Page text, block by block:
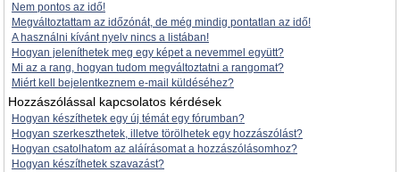
Nem pontos az idő!
Megváltoztattam az időzónát, de még mindig pontatlan az idő!
A használni kívánt nyelv nincs a listában!
Hogyan jeleníthetek meg egy képet a nevemmel együtt?
Mi az a rang, hogyan tudom megváltoztatni a rangomat?
Miért kell bejelentkeznem e-mail küldéséhez?
Hozzászólással kapcsolatos kérdések
Hogyan készíthetek egy új témát egy fórumban?
Hogyan szerkeszthetek, illetve törölhetek egy hozzászólást?
Hogyan csatolhatom az aláírásomat a hozzászólásomhoz?
Hogyan készíthetek szavazást?